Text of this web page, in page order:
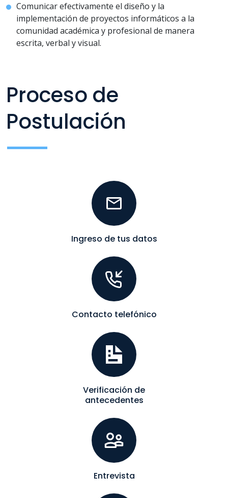
Comunicar efectivamente el diseño y la
implementación de proyectos informáticos a la
comunidad académica y profesional de manera
escrita, verbal y visual.
Proceso de
Postulación
Ingreso de tus datos
Contacto telefónico
Verificación de
antecedentes
Entrevista